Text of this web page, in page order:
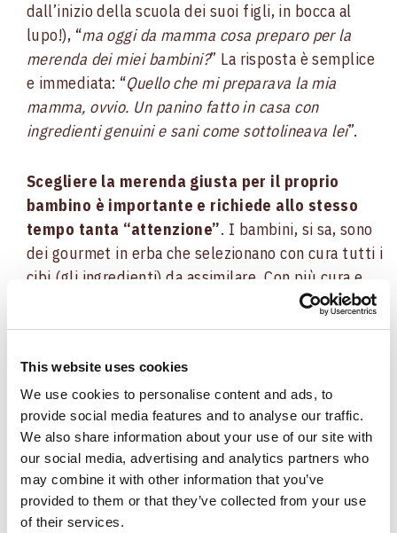
This website uses cookies
We use cookies to personalise content and ads, to
provide social media features and to analyse our traffic.
We also share information about your use of our site with
our social media, advertising and analytics partners who
may combine it with other information that you’ve
provided to them or that they’ve collected from your use
of their services.
dall’inizio della scuola dei suoi figli, in bocca al
lupo!), “ma oggi da mamma cosa preparo per la
merenda dei miei bambini?” La risposta è semplice
e immediata: “Quello che mi preparava la mia
mamma, ovvio. Un panino fatto in casa con
ingredienti genuini e sani come sottolineava lei”.
Scegliere la merenda giusta per il proprio
bambino è importante e richiede allo stesso
tempo tanta “attenzione”. I bambini, si sa, sono
dei gourmet in erba che selezionano con cura tutti i
cibi (gli ingredienti) da assimilare. Con più cura e
attenzione di noi adulti. Difficile che si pieghino a
compromessi culinari, dunque intraprendere la
Crediamo che Angela ci sia riuscita.
Prenderemo spunto, non appena possibile. Intanto,
per chi sarà “impegnato” nell’inizio scolastico
quest’anno (genitori e figli), buona scuola!